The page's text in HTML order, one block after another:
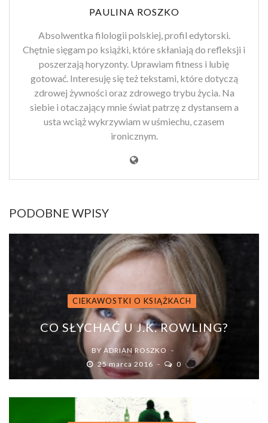
PAULINA ROSZKO
Absolwentka filologii polskiej, profil edytorski.
Chętnie sięgam po książki, które skłaniają do refleksji i
poszerzają horyzonty. Uprawiam fitness i lubię
gotować. Interesuję się też tekstami, które dotyczą
zdrowej żywności oraz zdrowego trybu życia. Na
siebie i otaczający mnie świat patrzę z dystansem a
usta wciąż wykrzywiam w uśmiechu, czasem
ironicznym.
PODOBNE WPISY
CIEKAWOSTKI O KSIĄŻKACH
CO SŁYCHAĆ U J.K. ROWLING?
BY ADRIAN ROSZKO
25 marca 2016
0